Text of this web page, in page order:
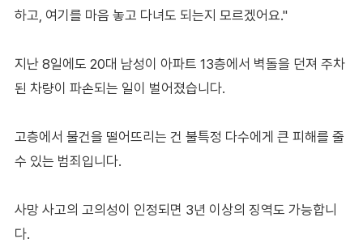
하고, 여기를 마음 놓고 다녀도 되는지 모르겠어요."
지난 8일에도 20대 남성이 아파트 13층에서 벽돌을 던져 주차
된 차량이 파손되는 일이 벌어졌습니다.
고층에서 물건을 떨어뜨리는 건 불특정 다수에게 큰 피해를 줄
수 있는 범죄입니다.
사망 사고의 고의성이 인정되면 3년 이상의 징역도 가능합니
다.